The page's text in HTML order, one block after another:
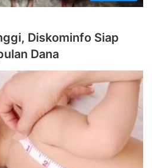
Diskominfo Siap
Dana